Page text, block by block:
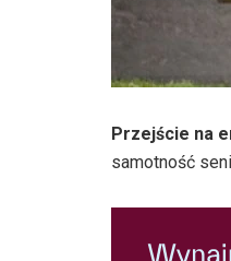
Przejście na
samotność